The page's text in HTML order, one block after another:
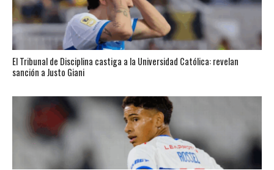
El Tribunal de Disciplina castiga a la Universidad Católica: revelan
sanción a Justo Giani